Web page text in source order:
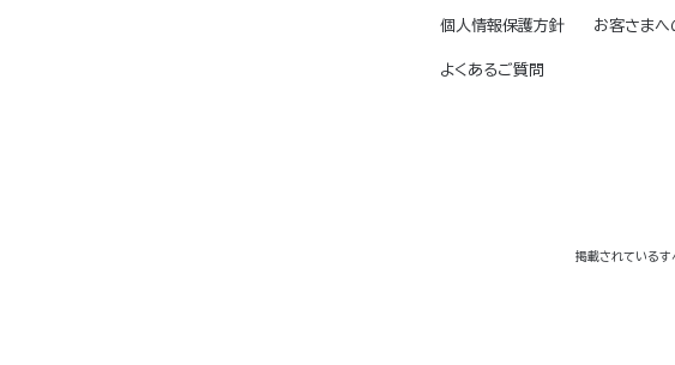
個人情報保護方針 お客さまへ
よくあるご質問
掲載されているす